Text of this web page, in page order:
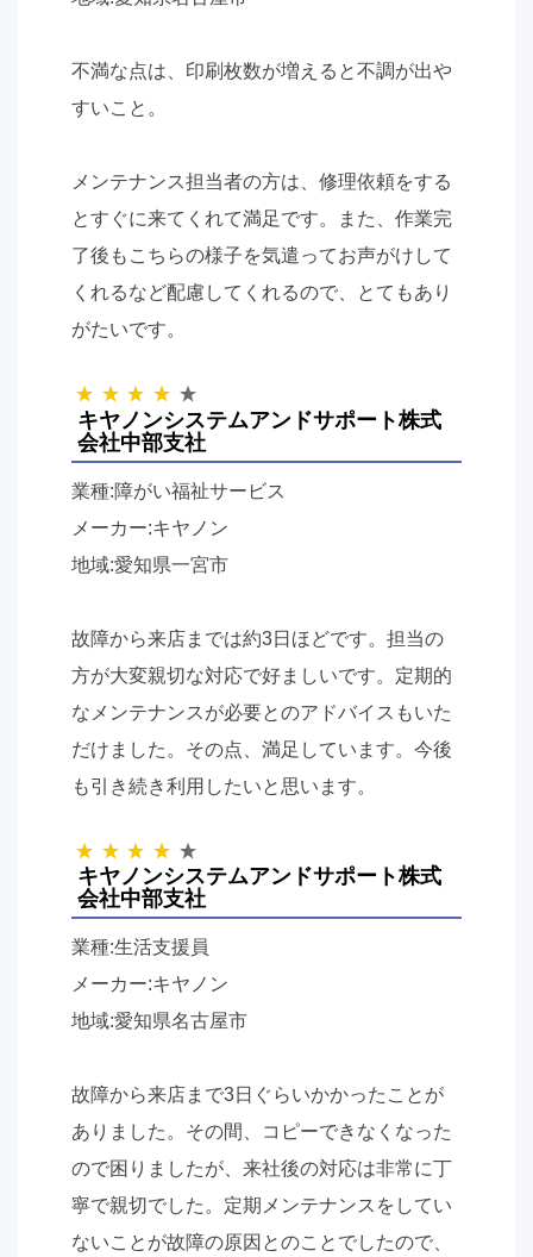
不満な点は、印刷枚数が増えると不調が出や
すいこと。
メンテナンス担当者の方は、修理依頼をする
とすぐに来てくれて満足です。また、作業完
了後もこちらの様子を気遣ってお声がけして
くれるなど配慮してくれるので、とてもあり
がたいです。
キヤノンシステムアンドサポート株式
会社中部支社
業種:障がい福祉サービス
メーカー:キヤノン
地域:愛知県一宮市
故障から来店までは約3日ほどです。担当の
方が大変親切な対応で好ましいです。定期的
なメンテナンスが必要とのアドバイスもいた
だけました。その点、満足しています。今後
も引き続き利用したいと思います。
キヤノンシステムアンドサポート株式
会社中部支社
業種:生活支援員
メーカー:キヤノン
地域:愛知県名古屋市
故障から来店まで3日ぐらいかかったことが
ありました。その間、コピーできなくなった
ので困りましたが、来社後の対応は非常に丁
寧で親切でした。定期メンテナンスをしてい
ないことが故障の原因とのことでしたので、